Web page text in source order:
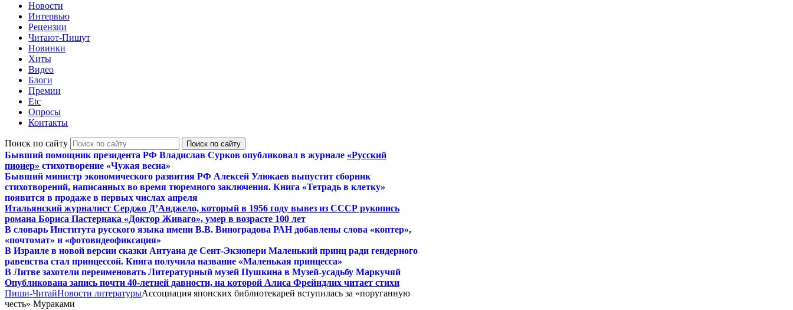
Новости
Интервью
Рецензии
Читают-Пишут
Новинки
Хиты
Видео
Блоги
Премии
Etc
Опросы
Контакты
Поиск по сайту
Бывший помощник президента РФ Владислав Сурков опубликовал в журнале «Русский
пионер» стихотворение «Чужая весна»
Бывший министр экономического развития РФ Алексей Улюкаев выпустит сборник
стихотворений, написанных во время тюремного заключения. Книга «Тетрадь в клетку»
появится в продаже в первых числах апреля
Итальянский журналист Серджо Д’Анджело, который в 1956 году вывез из СССР рукопись
романа Бориса Пастернака «Доктор Живаго», умер в возрасте 100 лет
В словарь Института русского языка имени В.В. Виноградова РАН добавлены слова «коптер»,
«почтомат» и «фотовидеофиксация»
В Израиле в новой версии сказки Антуана де Сент-Экзюпери Маленький принц ради гендерного
равенства стал принцессой. Книга получила название «Маленькая принцесса»
В Литве захотели переименовать Литературный музей Пушкина в Музей-усадьбу Маркучяй
Опубликована запись почти 40-летней давности, на которой Алиса Фрейндлих читает стихи
Пиши-ЧитайНовости литературыАссоциация японских библиотекарей вступилась за «поруганную
честь» Мураками